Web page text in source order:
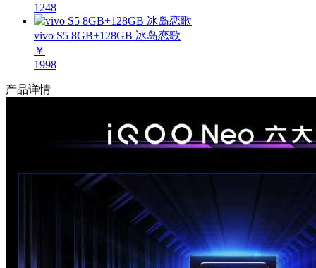
1248
vivo S5 8GB+128GB 冰岛恋歌
￥
1998
产品详情